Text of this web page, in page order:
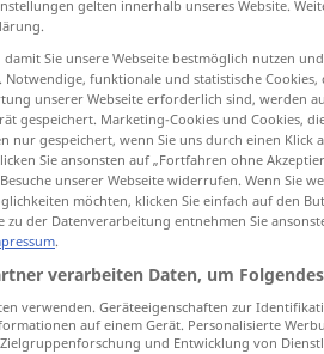
Eifersucht auf
gelten innerhalb unseres Website.
Sie unsere Webseite bestmöglich nutzen
funktionale und statistische
unserer Webseite erforderlich sind, werden
gespeichert. Marketing-Cookies und Cookies,
nur gespeichert, wenn Sie uns durch einen Klick
Sie ansonsten auf „Fortfahren ohne
unserer Webseite widerrufen. Wenn Sie
möchten, klicken Sie einfach auf den
zu der Datenverarbeitung entnehmen Sie
.
verarbeiten Daten, um
verwenden. Geräteeigenschaften zur
auf einem Gerät. Personalisierte
und Entwicklung von